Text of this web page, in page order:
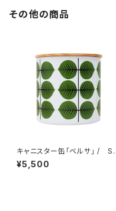
その他の商品
キャニスター缶「ベルサ」 / Sti
g Lindberg スティグ・リンドベ
リ
¥5,500